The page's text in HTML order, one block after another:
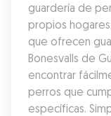
guardería de
propios
que ofrecen
Bonesvalls de
encontrar
perros que
específicas.